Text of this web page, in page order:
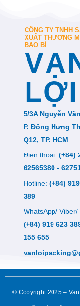
CÔNG TY TNHH
XUẤT THƯƠNG
BAO BÌ
LỢI
5/3A Nguyễn
P. Đông Hưng
Q12, TP. HCM
Điện thoại: (+84)
62565380 -
Hotline: (+84)
389
WhatsApp/ Viber/
(+84) 919 623
155 655
© Copyright 2025 –